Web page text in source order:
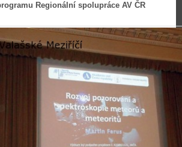
Regionální spolupráce AV ČR